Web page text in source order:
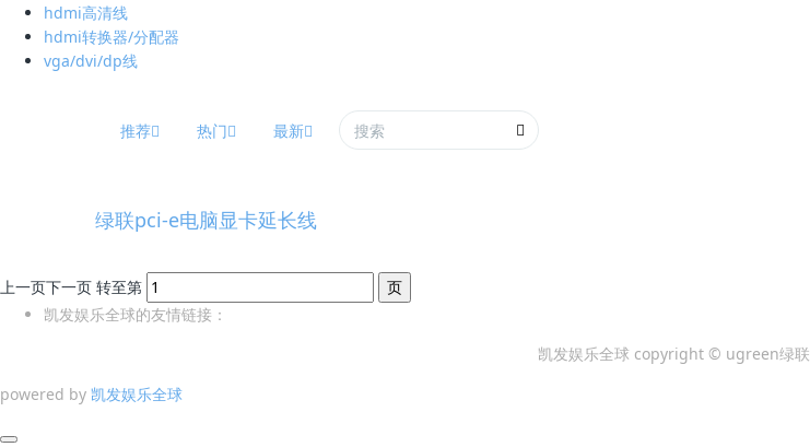
hdmi高清线
hdmi转换器/分配器
vga/dvi/dp线
推荐 热门 最新
绿联pci-e电脑显卡延长线
上一页下一页 转至第
凯发娱乐全球的友情链接：
凯发娱乐全球 copyright © ugreen绿联
powered by 凯发娱乐全球